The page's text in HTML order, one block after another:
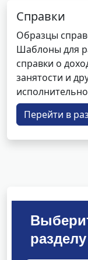
Справки
Образцы
Шаблоны для
справки о
занятости и
Перейти в